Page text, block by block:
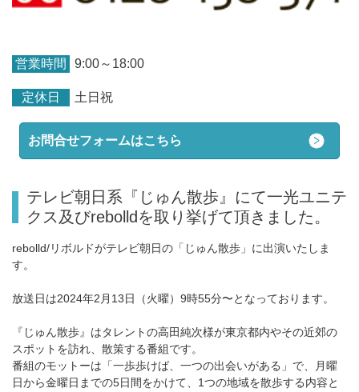
営業時間 9:00～18:00
定休日 土日祝
お問合せフォームはこちら
テレビ朝日系『じゅん散歩』にて一光ユニテ
クス及びrebolldを取り挙げて頂きました。
rebolld/リボルドがテレビ朝日の「じゅん散歩」に出演いたしま
す。
放送日は2024年2月13日⁡（火曜）9時55分〜となっております。
『じゅん散歩』はタレントの高田純次様が東京都内やその近郊の
スポットを訪れ、散策する番組です。
番組のモットーは「一歩歩けば、一つの出会いがある」で、月曜
日から金曜日までの5日間をかけて、1つの地域を散歩する内容と